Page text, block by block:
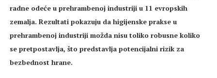
radne odeće u prehrambenoj industriji u 11 evropskih
zemalja. Rezultati pokazuju da higijenske prakse u
prehrambenoj industriji možda nisu toliko robusne koliko
se pretpostavlja, što predstavlja potencijalni rizik za
bezbednost hrane.